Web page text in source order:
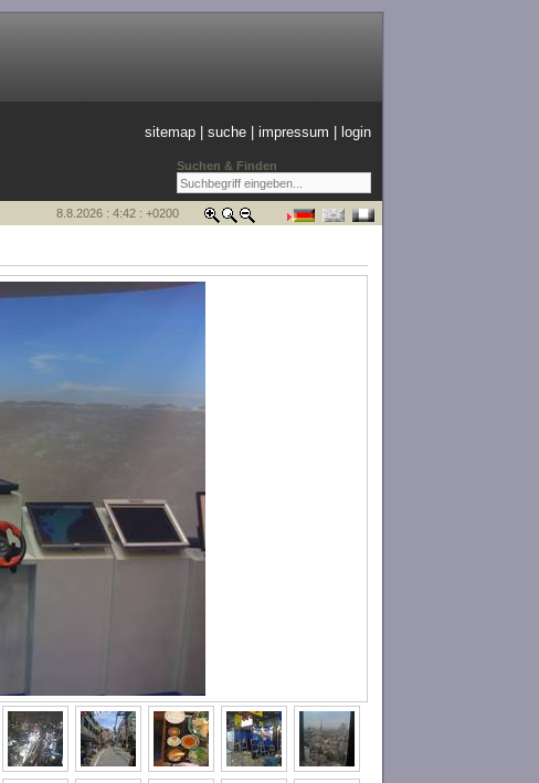
Suchen & Finden
sitemap |suche |impressum login
8.8.2026 : 4:42 : +0200